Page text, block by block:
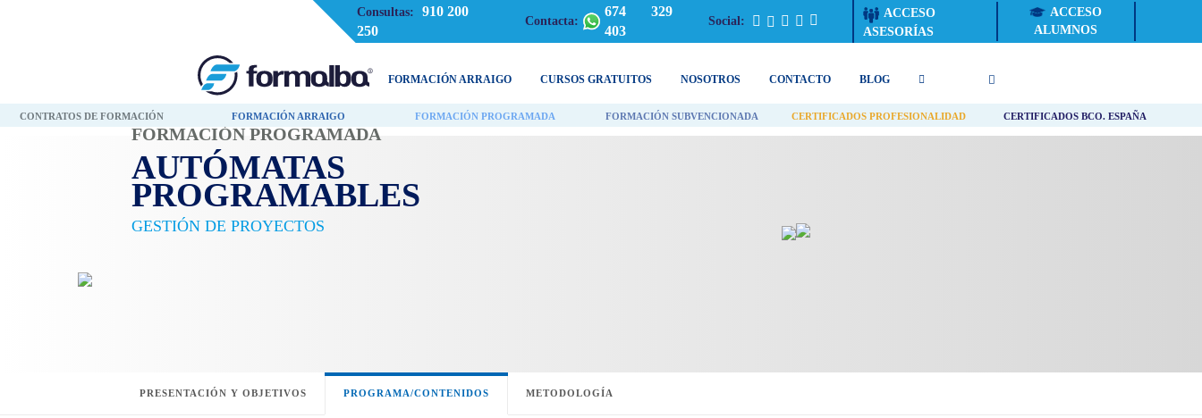
Consultas:
910 200
250
Contacta:
674 329
403
Social:
ACCESO
ASESORÍAS
ACCESO
ALUMNOS
FORMACIÓN ARRAIGO CURSOS GRATUITOS NOSOTROS CONTACTO BLOG
CONTRATOS DE FORMACIÓN FORMACIÓN ARRAIGO FORMACIÓN PROGRAMADA FORMACIÓN SUBVENCIONADA CERTIFICADOS PROFESIONALIDAD CERTIFICADOS BCO. ESPAÑA
FORMACIÓN PROGRAMADA
AUTÓMATAS
PROGRAMABLES
GESTIÓN DE PROYECTOS
PRESENTACIÓN Y OBJETIVOS PROGRAMA/CONTENIDOS METODOLOGÍA